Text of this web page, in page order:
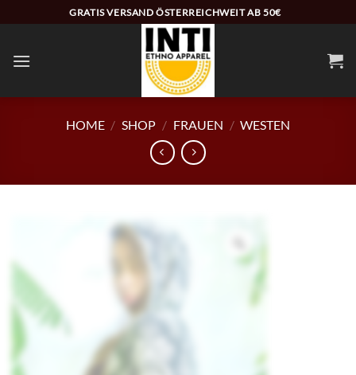
Inhalt
GRATIS VERSAND ÖSTERREICHWEIT AB 50€
HOME / SHOP / FRAUEN / WESTEN